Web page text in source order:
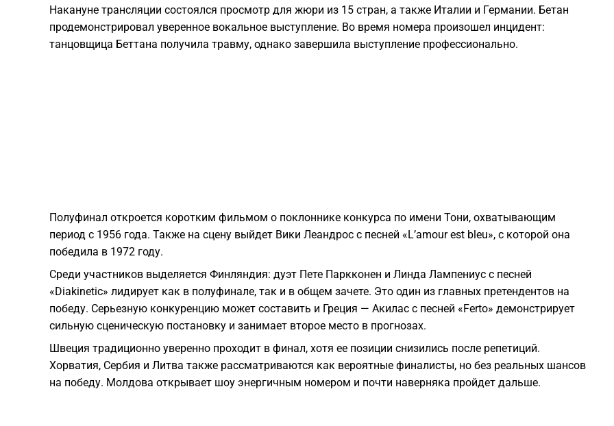
Накануне трансляции состоялся просмотр для жюри из 15 стран, а также Италии и Германии. Бетан
продемонстрировал уверенное вокальное выступление. Во время номера произошел инцидент:
танцовщица Беттана получила травму, однако завершила выступление профессионально.
Полуфинал откроется коротким фильмом о поклоннике конкурса по имени Тони, охватывающим
период с 1956 года. Также на сцену выйдет Вики Леандрос с песней «L’amour est bleu», с которой она
победила в 1972 году.
Среди участников выделяется Финляндия: дуэт Пете Паркконен и Линда Лампениус с песней
«Diakinetic» лидирует как в полуфинале, так и в общем зачете. Это один из главных претендентов на
победу. Серьезную конкуренцию может составить и Греция — Акилас с песней «Ferto» демонстрирует
сильную сценическую постановку и занимает второе место в прогнозах.
Швеция традиционно уверенно проходит в финал, хотя ее позиции снизились после репетиций.
Хорватия, Сербия и Литва также рассматриваются как вероятные финалисты, но без реальных шансов
на победу. Молдова открывает шоу энергичным номером и почти наверняка пройдет дальше.